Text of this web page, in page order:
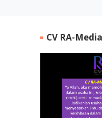
CV RA-